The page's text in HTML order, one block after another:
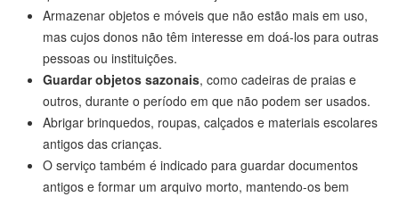
Armazenar objetos e móveis que não estão mais em uso,
mas cujos donos não têm interesse em doá-los para outras
pessoas ou instituições.
Guardar objetos sazonais, como cadeiras de praias e
outros, durante o período em que não podem ser usados.
Abrigar brinquedos, roupas, calçados e materiais escolares
antigos das crianças.
O serviço também é indicado para guardar documentos
antigos e formar um arquivo morto, mantendo-os bem